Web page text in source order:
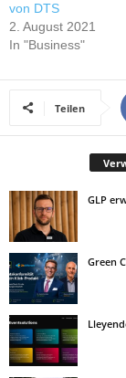
von DTS
2. August 2021
In "Business"
Teilen
GLP
Green